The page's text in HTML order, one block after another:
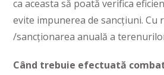
ca aceasta să poată verifica
evite impunerea de sancțiuni. Cu
/sancționarea anuală a
Când trebuie efectuată